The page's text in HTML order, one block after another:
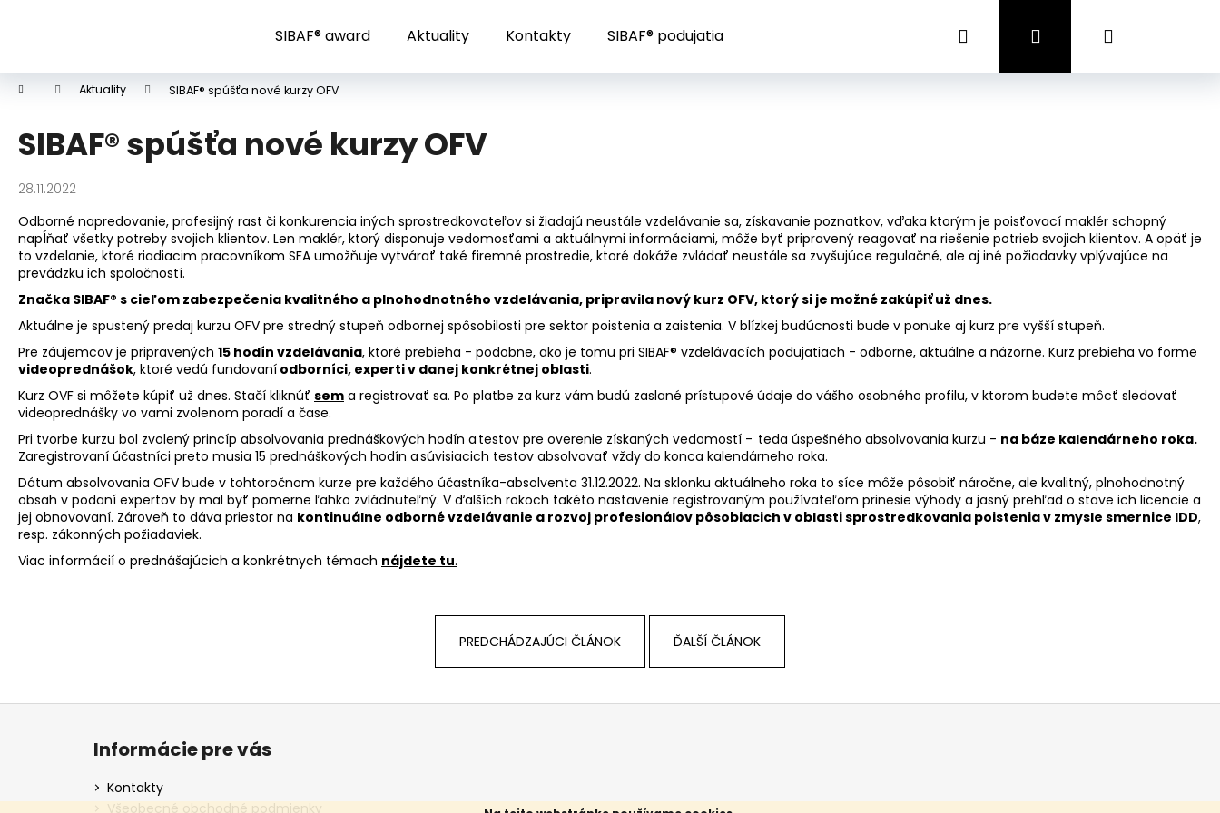
SIBAF® award Aktuality Kontakty SIBAF® podujatia Hľadať PrihlásenieNákupný
Domov Aktuality SIBAF® spúšťa nové kurzy OFV
SIBAF® spúšťa nové kurzy OFV
28.11.2022
Odborné napredovanie, profesijný rast či konkurencia iných sprostredkovateľov si žiadajú neustále vzdelávanie sa, získavanie poznatkov, vďaka ktorým je poisťovací maklér schopný
napĺňať všetky potreby svojich klientov. Len maklér, ktorý disponuje vedomosťami a aktuálnymi informáciami, môže byť pripravený reagovať na riešenie potrieb svojich klientov. A opäť je
to vzdelanie, ktoré riadiacim pracovníkom SFA umožňuje vytvárať také firemné prostredie, ktoré dokáže zvládať neustále sa zvyšujúce regulačné, ale aj iné požiadavky vplývajúce na
prevádzku ich spoločností.
Značka SIBAF® s cieľom zabezpečenia kvalitného a plnohodnotného vzdelávania, pripravila nový kurz OFV, ktorý si je možné zakúpiť už dnes.
Aktuálne je spustený predaj kurzu OFV pre stredný stupeň odbornej spôsobilosti pre sektor poistenia a zaistenia. V blízkej budúcnosti bude v ponuke aj kurz pre vyšší stupeň.
Pre záujemcov je pripravených 15 hodín vzdelávania, ktoré prebieha - podobne, ako je tomu pri SIBAF® vzdelávacích podujatiach - odborne, aktuálne a názorne. Kurz prebieha vo forme
videoprednášok, ktoré vedú fundovaní odborníci, experti v danej konkrétnej oblasti.
Kurz OVF si môžete kúpiť už dnes. Stačí kliknúť sem a registrovať sa. Po platbe za kurz vám budú zaslané prístupové údaje do vášho osobného profilu, v ktorom budete môcť sledovať
videoprednášky vo vami zvolenom poradí a čase.
Pri tvorbe kurzu bol zvolený princíp absolvovania prednáškových hodín a testov pre overenie získaných vedomostí - teda úspešného absolvovania kurzu - na báze kalendárneho roka.
Zaregistrovaní účastníci preto musia 15 prednáškových hodín a súvisiacich testov absolvovať vždy do konca kalendárneho roka.
Dátum absolvovania OFV bude v tohtoročnom kurze pre každého účastníka-absolventa 31.12.2022. Na sklonku aktuálneho roka to síce môže pôsobiť náročne, ale kvalitný, plnohodnotný
obsah v podaní expertov by mal byť pomerne ľahko zvládnuteľný. V ďalších rokoch takéto nastavenie registrovaným používateľom prinesie výhody a jasný prehľad o stave ich licencie a
jej obnovovaní. Zároveň to dáva priestor na kontinuálne odborné vzdelávanie a rozvoj profesionálov pôsobiacich v oblasti sprostredkovania poistenia v zmysle smernice IDD,
resp. zákonných požiadaviek.
Viac informácií o prednášajúcich a konkrétnych témach nájdete tu.
PREDCHÁDZAJÚCI ČLÁNOK ĎALŠÍ ČLÁNOK
í
do
obchodu
do
obchodu
Odporúčame
Z
Informácie pre vás
Kontakty
Všeobecné obchodné podmienky